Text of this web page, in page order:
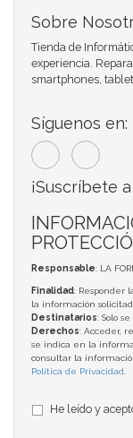
Sobre
Tienda de
experiencia.
smartphones,
Síguenos en:
¡Suscríbete
Responsable: LA
Finalidad: Responder
la información
Destinatarios: Solo
Derechos: Acceder,
se indica en la
consultar la
Política de Privacidad
He leído y